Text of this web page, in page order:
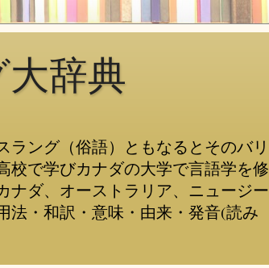
辞典
ラング（俗語）ともなるとそのバリ
校で学びカナダの大学で言語学を修
ナダ、オーストラリア、ニュージー
法・和訳・意味・由来・発音(読み